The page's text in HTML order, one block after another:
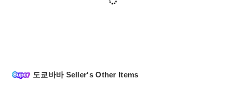
도쿄바바 Seller's Other Items